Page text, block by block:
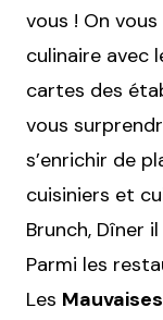
vous ! On
culinaire avec
cartes des
vous
s’enrichir de
cuisiniers et
Brunch, Dîner
Parmi les
Les